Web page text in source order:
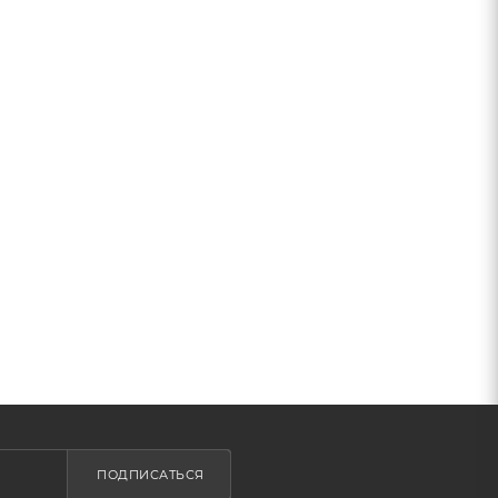
ПОДПИСАТЬСЯ